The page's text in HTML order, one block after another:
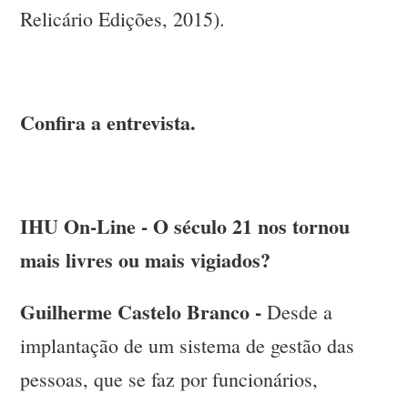
Relicário Edições, 2015).
Confira a entrevista.
IHU On-Line - O século 21 nos tornou
mais livres ou mais vigiados?
Guilherme Castelo Branco -Desde a
implantação de um sistema de gestão das
pessoas, que se faz por funcionários,